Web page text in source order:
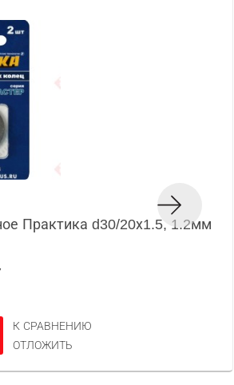
Практика d30/20х1.5, 1.2мм
К СРАВНЕНИЮ
ОТЛОЖИТЬ